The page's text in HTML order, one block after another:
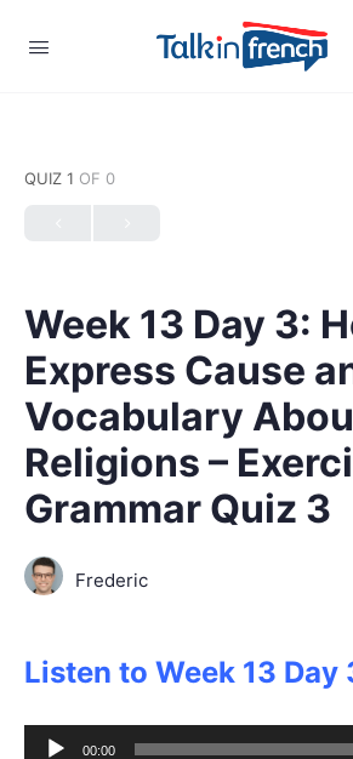
QUIZ 1 OF 0
Week 13 Day 3:
Express Cause
Vocabulary
Religions –
Grammar Quiz 3
Frederic
Listen to Week 13 Day
Audio
00:00